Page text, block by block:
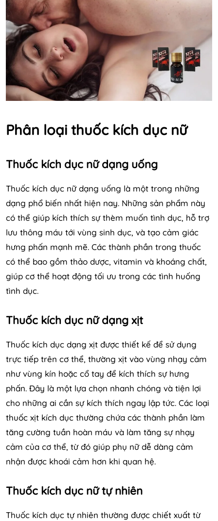
Phân loại thuốc kích dục nữ
Thuốc kích dục nữ dạng uống
Thuốc kích dục nữ dạng uống là một trong những
dạng phổ biến nhất hiện nay. Những sản phẩm này
có thể giúp kích thích sự thèm muốn tình dục, hỗ trợ
lưu thông máu tới vùng sinh dục, và tạo cảm giác
hưng phấn mạnh mẽ. Các thành phần trong thuốc
có thể bao gồm thảo dược, vitamin và khoáng chất,
giúp cơ thể hoạt động tối ưu trong các tình huống
tình dục.
Thuốc kích dục nữ dạng xịt
Thuốc kích dục dạng xịt được thiết kế để sử dụng
trực tiếp trên cơ thể, thường xịt vào vùng nhạy cảm
như vùng kín hoặc cổ tay để kích thích sự hưng
phấn. Đây là một lựa chọn nhanh chóng và tiện lợi
cho những ai cần sự kích thích ngay lập tức. Các loại
thuốc xịt kích dục thường chứa các thành phần làm
tăng cường tuần hoàn máu và làm tăng sự nhạy
cảm của cơ thể, từ đó giúp phụ nữ dễ dàng cảm
nhận được khoái cảm hơn khi quan hệ.
Thuốc kích dục nữ tự nhiên
Thuốc kích dục tự nhiên thường được chiết xuất từ